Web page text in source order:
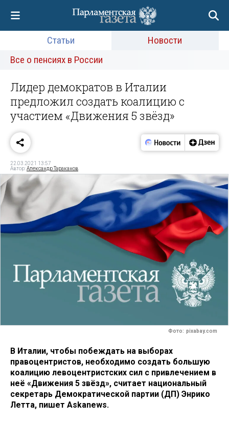
Статьи
Новости
Все о пенсиях в России
Лидер демократов в Италии
предложил создать коалицию с
участием «Движения 5 звёзд»
22.03.2021 13:57
Автор:Александр Тараканов
Фото: pixabay.com
В Италии, чтобы побеждать на выборах
правоцентристов, необходимо создать большую
коалицию левоцентристских сил с привлечением в
неё «Движения 5 звёзд», считает национальный
секретарь Демократической партии (ДП) Энрико
Летта, пишет Askanews.